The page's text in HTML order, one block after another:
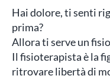
Hai dolore, ti senti
prima?
Allora ti serve un
Il fisioterapista è la
ritrovare libertà di